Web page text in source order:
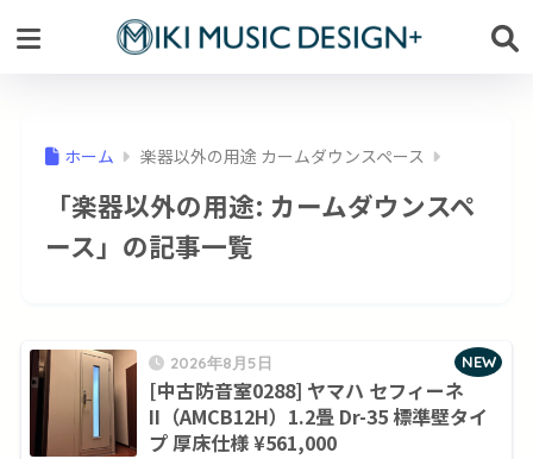
ホーム 楽器以外の用途 カームダウンスペース
「楽器以外の用途: カームダウンスペ
ース」の記事一覧
2026年8月5日
[中古防音室0288] ヤマハ セフィーネ
II（AMCB12H）1.2畳 Dr-35 標準壁タイ
プ 厚床仕様 ¥561,000
NEW